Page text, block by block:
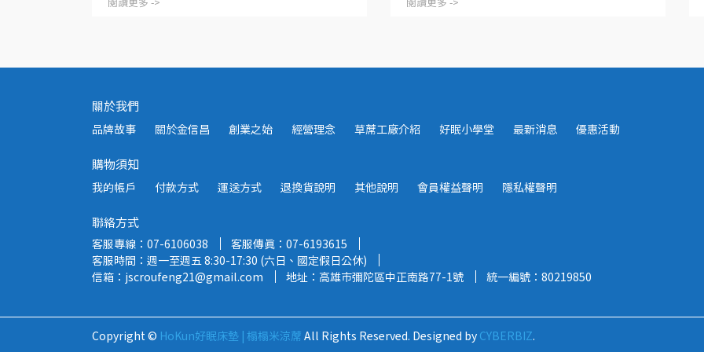
關於我們
品牌故事 關於金信昌 創業之始 經營理念 草蓆工廠介紹 好眠小學堂 最新消息 優惠活動
購物須知
我的帳戶 付款方式 運送方式 退換貨說明 其他說明 會員權益聲明 隱私權聲明
聯絡方式
客服專線：07-6106038
客服傳真：07-6193615
客服時間：週一至週五 8:30-17:30 (六日、國定假日公休)
信箱：jscroufeng21@gmail.com
地址：高雄市彌陀區中正南路77-1號 統一編號：80219850
Copyright © HoKun好眠床墊 | 榻榻米涼蓆 All Rights Reserved. Designed by CYBERBIZ.